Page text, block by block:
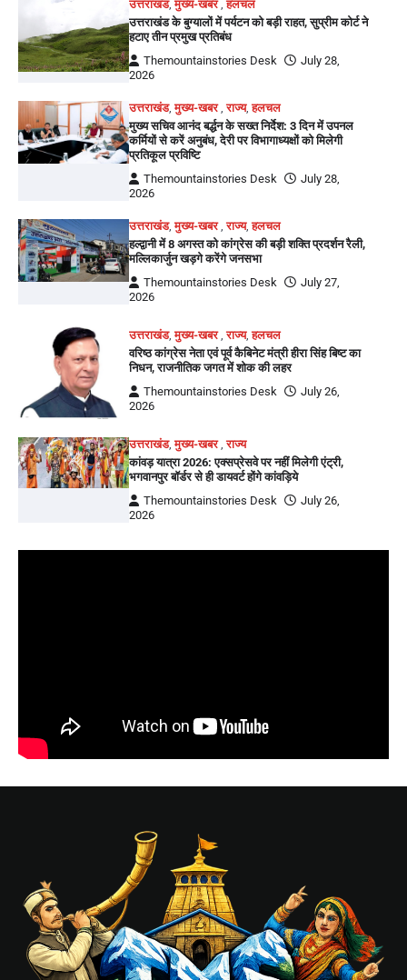
उत्तराखंड,मुख्य-खबर,हलचल
उत्तराखंड के बुग्यालों में पर्यटन को बड़ी राहत, सुप्रीम कोर्ट ने
हटाए तीन प्रमुख प्रतिबंध
Themountainstories Desk
July 28,
2026
उत्तराखंड,मुख्य-खबर,राज्य,हलचल
मुख्य सचिव आनंद बर्द्धन के सख्त निर्देश: 3 दिन में उपनल
कर्मियों से करें अनुबंध, देरी पर विभागाध्यक्षों को मिलेगी
प्रतिकूल प्रविष्टि
Themountainstories Desk
July 28,
2026
उत्तराखंड,मुख्य-खबर,राज्य,हलचल
हल्द्वानी में 8 अगस्त को कांग्रेस की बड़ी शक्ति प्रदर्शन रैली,
मल्लिकार्जुन खड़गे करेंगे जनसभा
Themountainstories Desk
July 27,
2026
उत्तराखंड,मुख्य-खबर,राज्य,हलचल
वरिष्ठ कांग्रेस नेता एवं पूर्व कैबिनेट मंत्री हीरा सिंह बिष्ट का
निधन, राजनीतिक जगत में शोक की लहर
Themountainstories Desk
July 26,
2026
उत्तराखंड,मुख्य-खबर,राज्य
कांवड़ यात्रा 2026: एक्सप्रेसवे पर नहीं मिलेगी एंट्री,
भगवानपुर बॉर्डर से ही डायवर्ट होंगे कांवड़िये
Themountainstories Desk
July 26,
2026